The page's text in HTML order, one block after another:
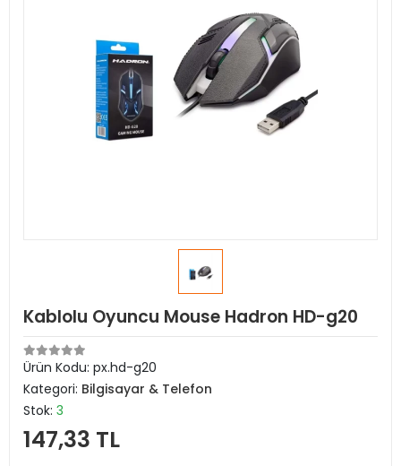
Kablolu Oyuncu Mouse Hadron HD-g20
Ürün Kodu: px.hd-g20
Kategori: Bilgisayar & Telefon
Stok: 3
147,33 TL